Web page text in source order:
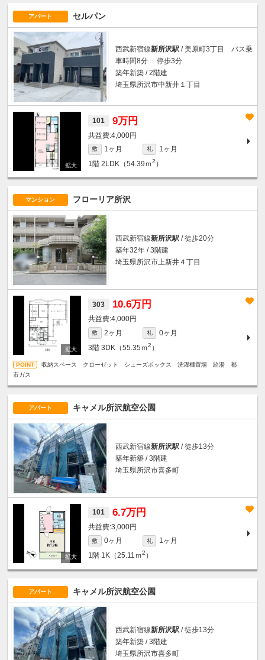
アパート セルパン
西武新宿線新所沢駅 / 美原町3丁目 バス乗
車時間8分 停歩3分
築年新築 / 2階建
埼玉県所沢市中新井１丁目
101 9万円
4,000円
敷 1ヶ月 礼
1ヶ月
1階 2LDK（54.39ｍ2 ）
マンション フローリア所沢
西武新宿線新所沢駅 / 徒歩20分
築年32年 / 3階建
埼玉県所沢市上新井４丁目
303 10.6万円
4,000円
敷 2ヶ月 礼
0ヶ月
3階 3DK（55.35ｍ2 ）
収納スペース クローゼット シューズボックス 洗濯機置場 給湯 都
市ガス
アパート キャメル所沢航空公園
西武新宿線新所沢駅 / 徒歩13分
築年新築 / 3階建
埼玉県所沢市喜多町
101 6.7万円
3,000円
敷 0ヶ月 礼
1ヶ月
1階 1K（25.11ｍ2 ）
アパート キャメル所沢航空公園
西武新宿線新所沢駅 / 徒歩13分
築年新築 / 3階建
埼玉県所沢市喜多町